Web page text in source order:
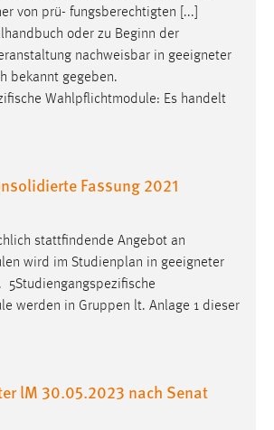
von prü- fungsberechtigten [...]
oder zu Beginn der
nachweisbar in geeigneter
bekannt gegeben.
Wahlpflichtmodule: Es handelt
Fassung 2021
stattfindende Angebot an
wird im Studienplan in geeigneter
5Studiengangspezifische
werden in Gruppen lt. Anlage 1 dieser
lM 30.05.2023 nach Senat
um die Chatfunktion nutzen zu können.
mibew-chat-frame-style-
be_lastLoginProvider